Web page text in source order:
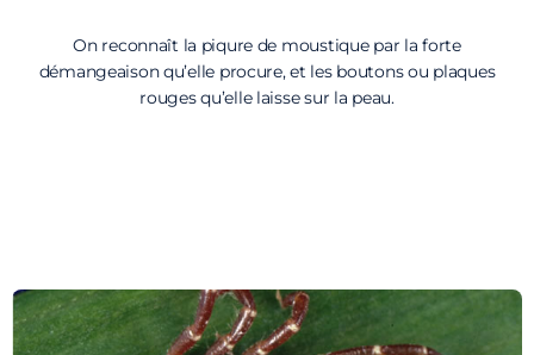
On reconnaît la piqure de moustique par la forte
démangeaison qu’elle procure, et les boutons ou plaques
rouges qu’elle laisse sur la peau.